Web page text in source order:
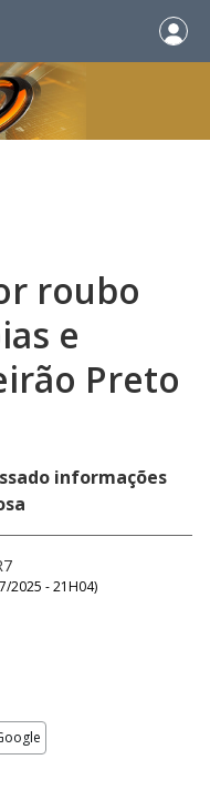
roubo
e
Preto
informações
2025 - 21H04)